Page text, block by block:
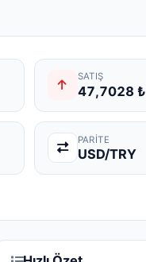
SATIŞ
47,7028 ₺
PARITE
USD/TRY